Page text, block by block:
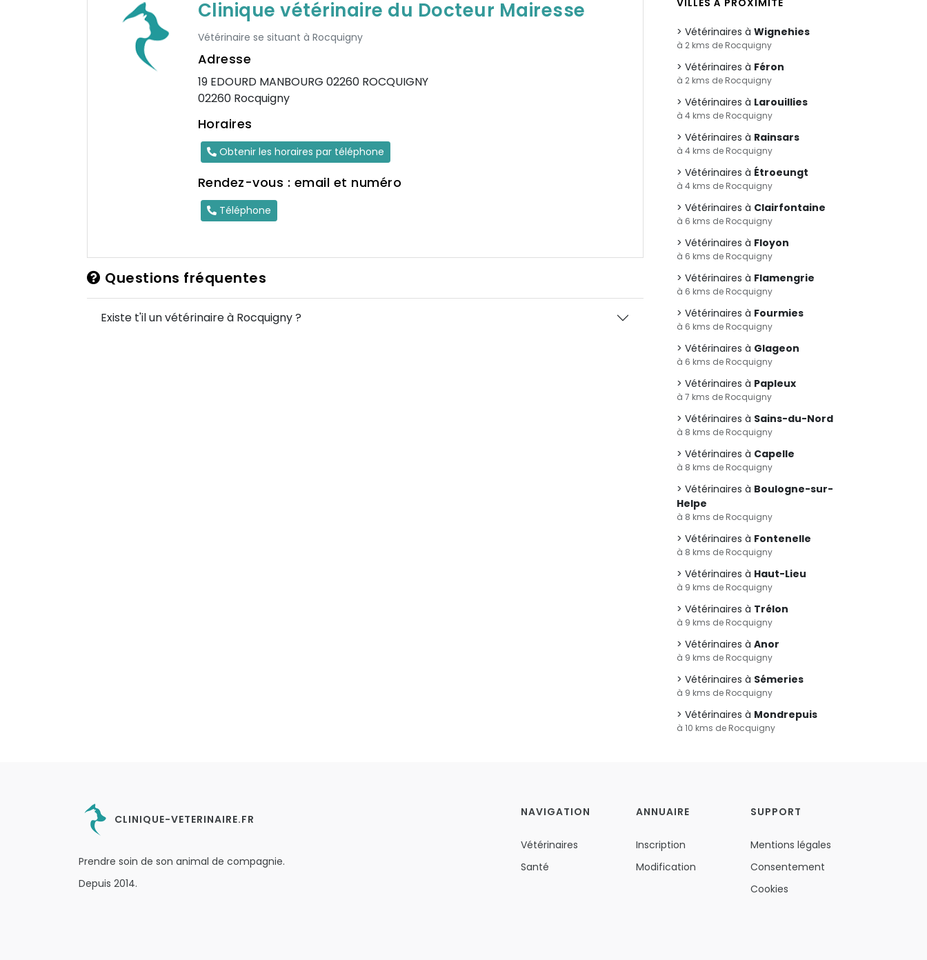
Clinique vétérinaire du Docteur Mairesse
Vétérinaire se situant à Rocquigny
Adresse
19 EDOURD MANBOURG 02260 ROCQUIGNY
02260 Rocquigny
Horaires
Obtenir les horaires par téléphone
Rendez-vous : email et numéro
Téléphone
Questions fréquentes
Existe t'il un vétérinaire à Rocquigny ?
VILLES À PROXIMITÉ
Vétérinaires à Wignehies
à 2 kms de Rocquigny
Vétérinaires à Féron
à 2 kms de Rocquigny
Vétérinaires à Larouillies
à 4 kms de Rocquigny
Vétérinaires à Rainsars
à 4 kms de Rocquigny
Vétérinaires à Étroeungt
à 4 kms de Rocquigny
Vétérinaires à Clairfontaine
à 6 kms de Rocquigny
Vétérinaires à Floyon
à 6 kms de Rocquigny
Vétérinaires à Flamengrie
à 6 kms de Rocquigny
Vétérinaires à Fourmies
à 6 kms de Rocquigny
Vétérinaires à Glageon
à 6 kms de Rocquigny
Vétérinaires à Papleux
à 7 kms de Rocquigny
Vétérinaires à Sains-du-Nord
à 8 kms de Rocquigny
Vétérinaires à Capelle
à 8 kms de Rocquigny
Vétérinaires à Boulogne-sur-
Helpe
à 8 kms de Rocquigny
Vétérinaires à Fontenelle
à 8 kms de Rocquigny
Vétérinaires à Haut-Lieu
à 9 kms de Rocquigny
Vétérinaires à Trélon
à 9 kms de Rocquigny
Vétérinaires à Anor
à 9 kms de Rocquigny
Vétérinaires à Sémeries
à 9 kms de Rocquigny
Vétérinaires à Mondrepuis
à 10 kms de Rocquigny
CLINIQUE-VETERINAIRE.FR
Prendre soin de son animal de compagnie.
Depuis 2014.
NAVIGATION
Vétérinaires
Santé
ANNUAIRE
Inscription
Modification
SUPPORT
Mentions légales
Consentement
Cookies